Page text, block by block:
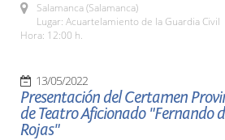
Salamanca (Salamanca)
Lugar: Acuartelamiento de la Guardia Civil
Hora: 12:00 h.
13/05/2022
Presentación del Certamen
de Teatro Aficionado "Fernando
Rojas"